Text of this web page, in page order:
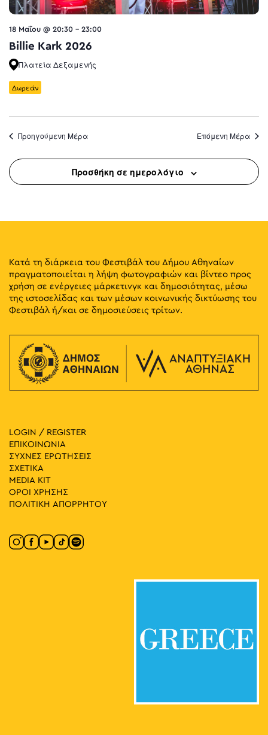
18 Μαΐου @ 20:30 - 23:00
Billie Kark 2026
Πλατεία Δεξαμενής
Δωρεάν
Προηγούμενη Μέρα Επόμενη Μέρα
Προσθήκη σε ημερολόγιο
Κατά τη διάρκεια του Φεστιβάλ του Δήμου Αθηναίων
πραγματοποιείται η λήψη φωτογραφιών και βίντεο προς
χρήση σε ενέργειες μάρκετινγκ και δημοσιότητας, μέσω
της ιστοσελίδας και των μέσων κοινωνικής δικτύωσης του
Φεστιβάλ ή/και σε δημοσιεύσεις τρίτων.
LOGIN / REGISTER
ΕΠΙΚΟΙΝΩΝΙΑ
ΣΥΧΝΕΣ ΕΡΩΤΗΣΕΙΣ
ΣΧΕΤΙΚΑ
MEDIA ΚIT
ΟΡΟΙ ΧΡΗΣΗΣ
ΠΟΛΙΤΙΚΗ ΑΠΟΡΡΗΤΟΥ